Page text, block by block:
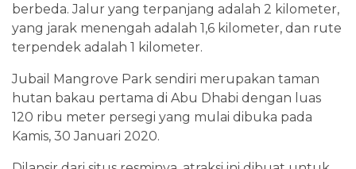
berbeda. Jalur yang terpanjang adalah 2 kilometer,
yang jarak menengah adalah 1,6 kilometer, dan rute
terpendek adalah 1 kilometer.
Jubail Mangrove Park sendiri merupakan taman
hutan bakau pertama di Abu Dhabi dengan luas
120 ribu meter persegi yang mulai dibuka pada
Kamis, 30 Januari 2020.